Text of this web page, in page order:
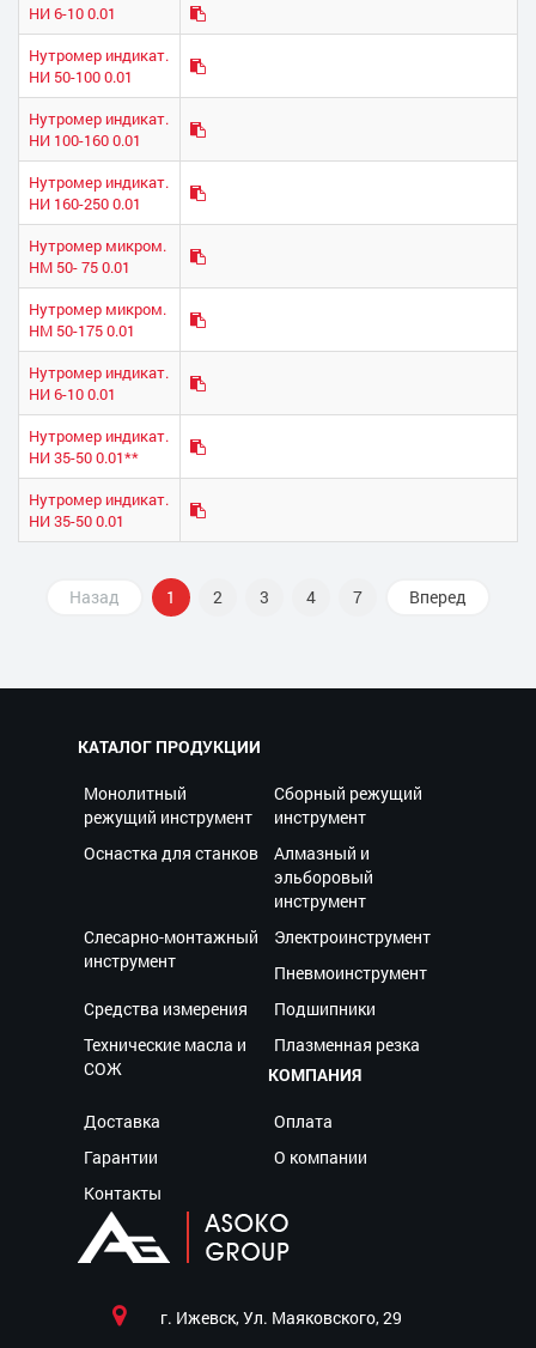
НИ 6-10 0.01
Нутромер индикат.
НИ 50-100 0.01
Нутромер индикат.
НИ 100-160 0.01
Нутромер индикат.
НИ 160-250 0.01
Нутромер микром.
НМ 50- 75 0.01
Нутромер микром.
НМ 50-175 0.01
Нутромер индикат.
НИ 6-10 0.01
Нутромер индикат.
НИ 35-50 0.01**
Нутромер индикат.
НИ 35-50 0.01
Назад 1 2 3 4 7 Вперед
КАТАЛОГ ПРОДУКЦИИ
Монолитный
режущий инструмент
Сборный режущий
инструмент
Оснастка для станков
Алмазный и
эльборовый
инструмент
Слесарно-монтажный
инструмент
Электроинструмент
Пневмоинструмент
Средства измерения
Подшипники
Технические масла и
СОЖ
Плазменная резка
КОМПАНИЯ
Доставка
Оплата
Гарантии
О компании
Контакты
г. Ижевск, Ул. Маяковского, 29